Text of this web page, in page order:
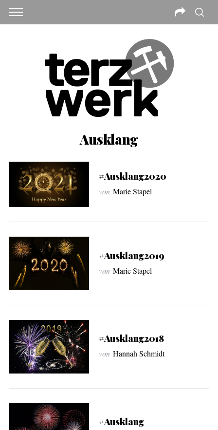
Ausklang
#Ausklang2020
von Marie Stapel
#Ausklang2019
von Marie Stapel
#Ausklang2018
von Hannah Schmidt
#Ausklang